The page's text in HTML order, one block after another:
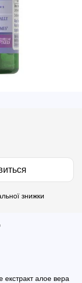
знижки
екстракт алое вера